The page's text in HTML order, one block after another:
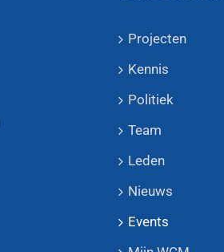
Projecten
Kennis
Politiek
Team
Leden
Nieuws
Events